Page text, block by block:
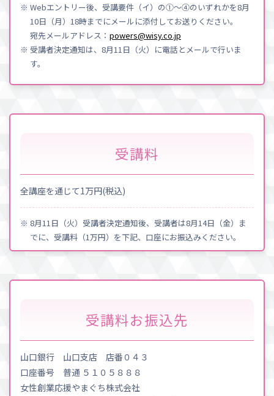
※ Webエントリー後、受講要件（イ）の①〜④のいずれかを8月
10日（月）18時までにメールに添付してお送りください。
宛先メールアドレス： powers@wisy.co.jp
※ 受講者決定通知は、8月11日（火）に電話とメールで行いま
す。
受講料
全講座を通じて1万円(税込)
※ 8月11日（火）受講者決定通知後、受講者は8月14日（金）ま
でに、受講料（1万円）を下記、口座にお振込みください。
受講料お振込先
山口銀行 山口支店 店番０４３
口座番号 普通 ５１０５８８８
女性創業応援やまぐち株式会社